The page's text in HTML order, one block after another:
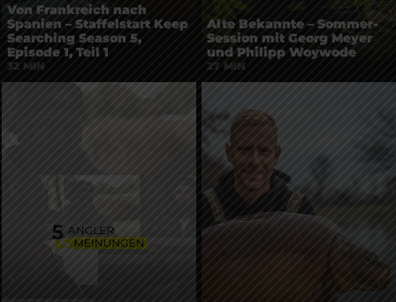
32 MIN
Von Frankreich nach
Spanien – Staffelstart Keep
Searching Season 5,
Episode 1, Teil 1
27 MIN
Alte Bekannte – Sommer-
Session mit Georg Meyer
und Philipp Woywode